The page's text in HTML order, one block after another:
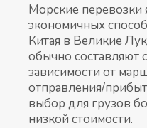
Морские перевозки
экономичных
Китая в Великие
обычно составляют
зависимости от
отправления/
выбор для грузов
низкой стоимости.